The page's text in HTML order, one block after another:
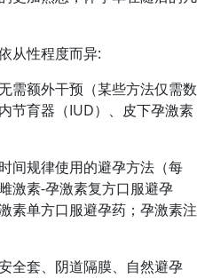
从性程度而异:
需额外干预（某些方法仅需数
节育器（IUD）、皮下孕激素
间规律使用的避孕方法（每
激素-孕激素复方口服避孕
素单方口服避孕药； 孕激素注
全套、阴道隔膜、自然避孕